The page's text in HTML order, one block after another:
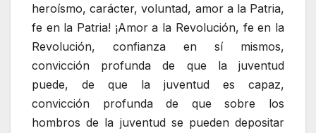
heroísmo, carácter, voluntad, amor a la Patria,
fe en la Patria! ¡Amor a la Revolución, fe en la
Revolución, confianza en sí mismos,
convicción profunda de que la juventud
puede, de que la juventud es capaz,
convicción profunda de que sobre los
hombros de la juventud se pueden depositar